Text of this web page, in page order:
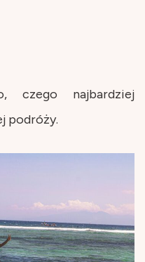
czego najbardziej
podróży.